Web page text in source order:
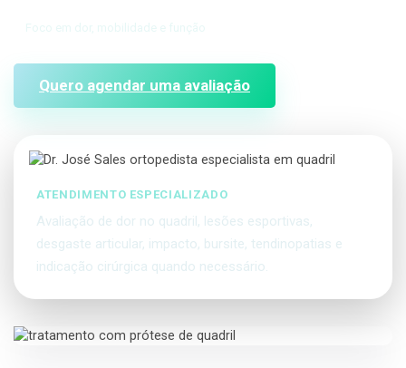
Foco em dor, mobilidade e função
Quero agendar uma avaliação
ATENDIMENTO ESPECIALIZADO
Avaliação de dor no quadril, lesões esportivas,
desgaste articular, impacto, bursite, tendinopatias e
indicação cirúrgica quando necessário.